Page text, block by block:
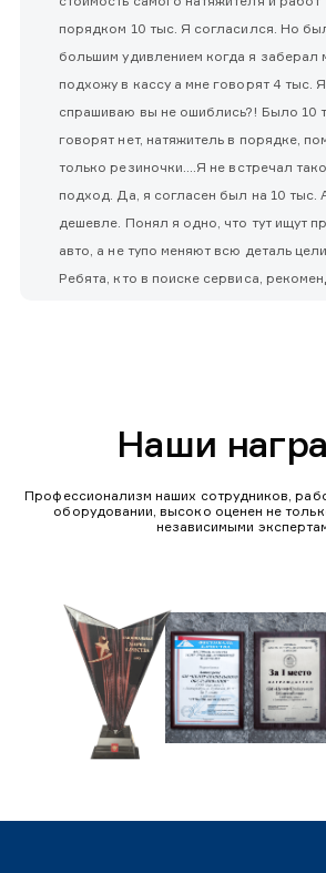
порядком 10 тыс. Я согласился. Но
большим удивлением когда я заберал
подхожу в кассу а мне говорят 4 тыс. Я
спрашиваю вы не ошиблись?! Было 10
говорят нет, натяжитель в порядке,
только резиночки....Я не встречал
подход. Да, я согласен был на 10 тыс.
дешевле. Понял я одно, что тут ищут
авто, а не тупо меняют всю деталь
Ребята, кто в поиске сервиса,
Наши
Профессионализм наших сотрудников,
оборудовании, высоко оценен не
независимыми